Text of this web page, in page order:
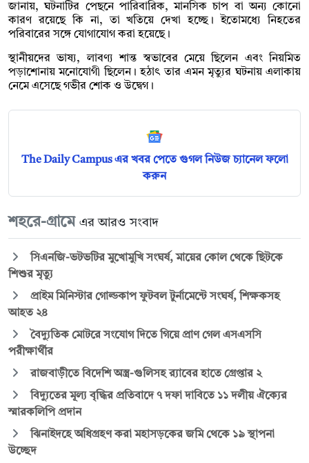
জানায়, ঘটনাটির পেছনে পারিবারিক, মানসিক চাপ বা অন্য কোনো
কারণ রয়েছে কি না, তা খতিয়ে দেখা হচ্ছে। ইতোমধ্যে নিহতের
পরিবারের সঙ্গে যোগাযোগ করা হয়েছে।
স্থানীয়দের ভাষ্য, লাবণ্য শান্ত স্বভাবের মেয়ে ছিলেন এবং নিয়মিত
পড়াশোনায় মনোযোগী ছিলেন। হঠাৎ তার এমন মৃত্যুর ঘটনায় এলাকায়
নেমে এসেছে গভীর শোক ও উদ্বেগ।
The Daily Campus এর খবর পেতে গুগল নিউজ চ্যানেল ফলো
করুন
শহরে-গ্রামে এর আরও সংবাদ
সিএনজি-ভটভটির মুখোমুখি সংঘর্ষ, মায়ের কোল থেকে ছিটকে
শিশুর মৃত্যু
প্রাইম মিনিস্টার গোল্ডকাপ ফুটবল টুর্নামেন্টে সংঘর্ষ, শিক্ষকসহ
আহত ২৪
বৈদ্যুতিক মোটরে সংযোগ দিতে গিয়ে প্রাণ গেল এসএসসি
পরীক্ষার্থীর
রাজবাড়ীতে বিদেশি অস্ত্র-গুলিসহ র‍্যাবের হাতে গ্রেপ্তার ২
বিদ্যুতের মূল্য বৃদ্ধির প্রতিবাদে ৭ দফা দাবিতে ১১ দলীয় ঐক্যের
স্মারকলিপি প্রদান
ঝিনাইদহে অধিগ্রহণ করা মহাসড়কের জমি থেকে ১৯ স্থাপনা
উচ্ছেদ